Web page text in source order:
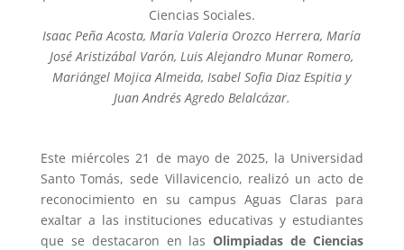
Ciencias Sociales.
Isaac Peña Acosta, María Valeria Orozco Herrera, María
José Aristizábal Varón, Luis Alejandro Munar Romero,
Mariángel Mojica Almeida, Isabel Sofia Diaz Espitia y
Juan Andrés Agredo Belalcázar.
Este miércoles 21 de mayo de 2025, la Universidad
Santo Tomás, sede Villavicencio, realizó un acto de
reconocimiento en su campus Aguas Claras para
exaltar a las instituciones educativas y estudiantes
que se destacaron en lasOlimpiadas de Ciencias